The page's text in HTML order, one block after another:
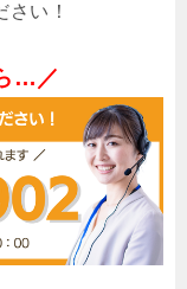
い！
…／